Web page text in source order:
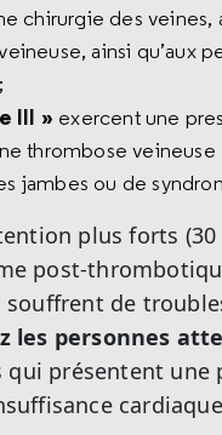
chirurgie des
ainsi qu’aux
III » exercent une
thrombose
jambes ou de
plus forts
post-
de
les personnes
qui présentent